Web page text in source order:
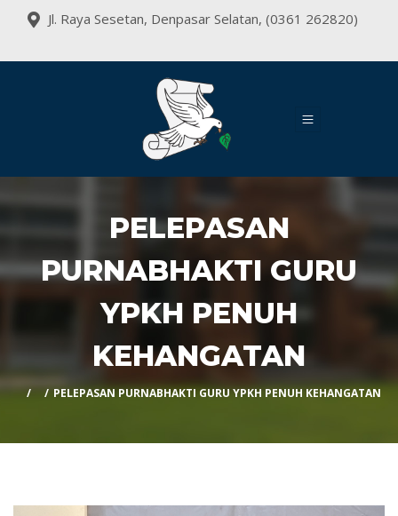
Jl. Raya Sesetan, Denpasar Selatan, (0361 262820)
PELEPASAN
PURNABHAKTI GURU
YPKH PENUH
KEHANGATAN
PELEPASAN PURNABHAKTI GURU YPKH PENUH KEHANGATAN